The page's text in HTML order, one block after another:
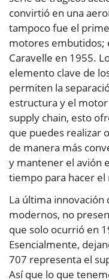
convirtió en una
tampoco fue el
motores embutidos;
Caravelle en 1955.
elemento clave de
permiten la
estructura y el
supply chain, esto
que puedes realizar
de manera más
y mantener el avión
tiempo para hacer
La última innovación
modernos, no
que solo ocurrió en
Esencialmente,
707 representa el
Así que lo que